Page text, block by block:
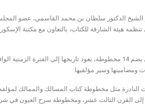
صاحب السمو الشيخ الدكتور سلطان بن محمد القاسمي،
وتجول سموه في أقسام المعرض الذي يضم 14 مخطوطة، يعود
وسير مؤلفيها.
مثل مخطوطة كتاب المسالك والممالك لمؤلفه
القرن الثالث عشر، ومخطوطة سرح العيون في